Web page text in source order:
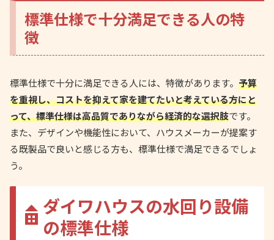
標準仕様で十分満足できる人の特
徴
標準仕様で十分に満足できる人には、特徴があります。 予算
を重視し、コストを抑えて家を建てたいと考えている方にと
って、標準仕様は高品質でありながら経済的な選択肢です。
また、デザインや機能性において、ハウスメーカーが提案す
る既製品で良いと感じる方も、標準仕様で満足できるでしょ
う。
ダイワハウスの水回り設備
の標準仕様